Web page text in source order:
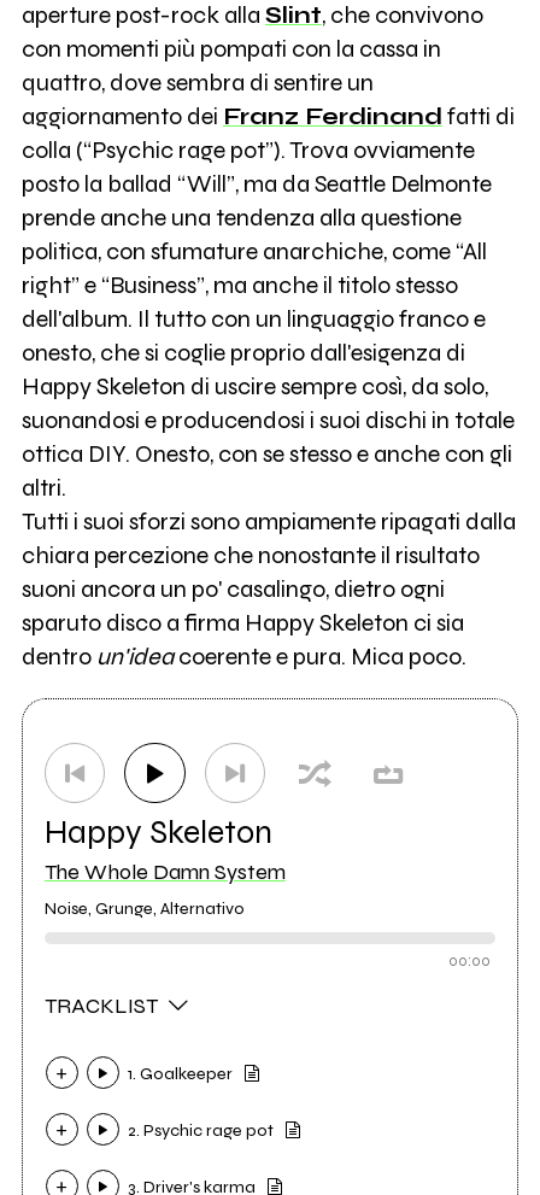
aperture post-rock alla Slint, che convivono
con momenti più pompati con la cassa in
quattro, dove sembra di sentire un
aggiornamento dei Franz Ferdinand fatti di
colla (“Psychic rage pot”). Trova ovviamente
posto la ballad “Will”, ma da Seattle Delmonte
prende anche una tendenza alla questione
politica, con sfumature anarchiche, come “All
right” e “Business”, ma anche il titolo stesso
dell'album. Il tutto con un linguaggio franco e
onesto, che si coglie proprio dall'esigenza di
Happy Skeleton di uscire sempre così, da solo,
suonandosi e producendosi i suoi dischi in totale
ottica DIY. Onesto, con se stesso e anche con gli
altri.
Tutti i suoi sforzi sono ampiamente ripagati dalla
chiara percezione che nonostante il risultato
suoni ancora un po' casalingo, dietro ogni
sparuto disco a firma Happy Skeleton ci sia
dentro un'ideacoerente e pura. Mica poco.
Happy Skeleton
The Whole Damn System
Noise, Grunge, Alternativo
00:00
TRACKLIST
1. Goalkeeper
2. Psychic rage pot
3. Driver's karma